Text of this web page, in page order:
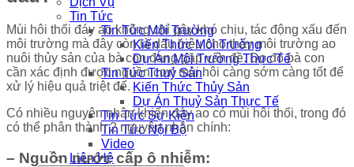
Tin Tức
Tin Tức Môi Trường
Kiến Thức Môi Trường
Dự Án Môi Trường Thực Tế
Tin Tức Thuỷ Sản
Kiến Thức Thủy Sản
Dự Án Thuỷ Sản Thực Tế
Tin Tức Sự Kiện
Tin Tức Nội Bộ
Video
Liên Hệ
Mùi hôi thối đáy ao không chỉ gây khó chịu, tác động xấu đến
môi trường mà đây còn là dấu hiệu cho thấy môi trường ao
nuôi thủy sản của bà con đang gặp vấn đề. Do đó bà con
cần xác định được nguồn cơn mùi hôi càng sớm càng tốt để
xử lý hiệu quả triệt để.
Có nhiều nguyên nhân khiến đáy ao có mùi hôi thối, trong đó
có thể phân thành 2 nguyên nhân chính:
– Nguồn nước cấp ô nhiễm: